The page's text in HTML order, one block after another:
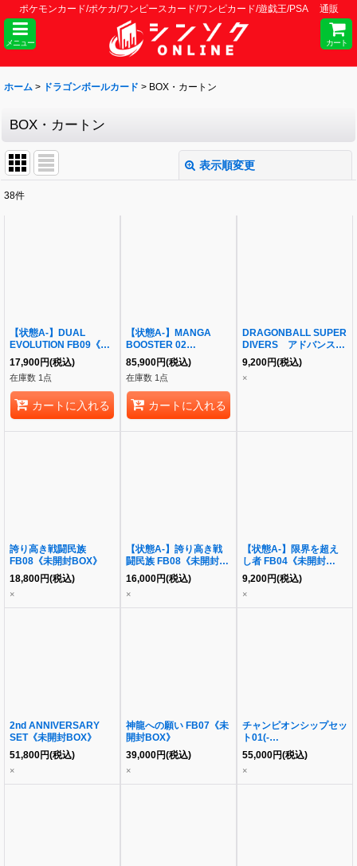
ポケモンカード/ポケカ/ワンピースカード/ワンピカード/遊戯王/PSA 通販
メニュー カート
ホーム > ドラゴンボールカード > BOX・カートン
BOX・カートン
表示順変更
38件
【状態A-】DUAL
EVOLUTION FB09《未
開封BOX》
17,900円(税込)
在庫数 1点
カートに入れる
【状態A-】MANGA
BOOSTER 02
SB02《未開封BOX》
85,900円(税込)
在庫数 1点
カートに入れる
DRAGONBALL SUPER
DIVERS アドバンスパ
ック バトルオブサイヤ
ン《未開封BOX》
9,200円(税込)
×
誇り高き戦闘民族
FB08《未開封BOX》
18,800円(税込)
×
【状態A-】誇り高き戦
闘民族 FB08《未開封
BOX》
16,000円(税込)
×
【状態A-】限界を超え
し者 FB04《未開封
BOX》
9,200円(税込)
×
2nd ANNIVERSARY
SET《未開封BOX》
51,800円(税込)
×
神龍への願い FB07《未
開封BOX》
39,000円(税込)
×
チャンピオンシップセッ
ト01(-
ILLUSTARTIONS-)《未
開封BOX》
55,000円(税込)
×